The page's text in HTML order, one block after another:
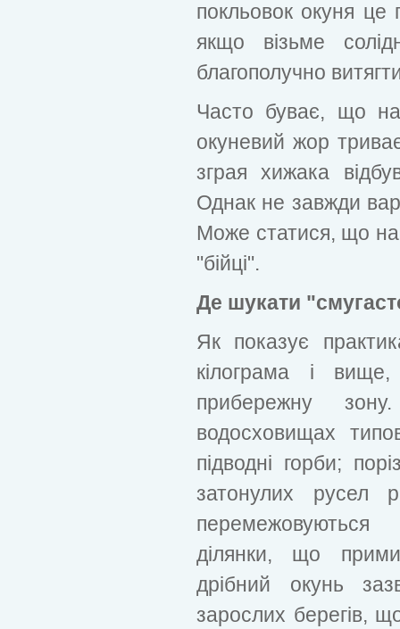
покльовок окуня це
якщо візьме
благополучно
Часто буває, що на
окуневий жор
зграя хижака
Однак не завжди
Може статися, що на
"бійці".
Де шукати
Як показує
кілограма і
прибережну
водосховищах
підводні горби;
затонулих русел
перемежовуються
ділянки, що
дрібний окунь
зарослих берегів,